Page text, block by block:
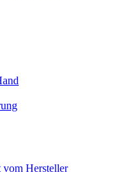
Hersteller